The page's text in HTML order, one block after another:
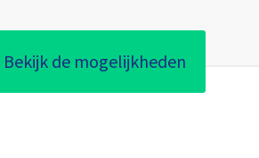
Bekijk de mogelijkheden